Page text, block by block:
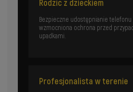
Rodzic z dzieckiem
Bezpieczne udostępnianie
wzmocniona ochrona przed
upadkami.
Profesjonalista w terenie